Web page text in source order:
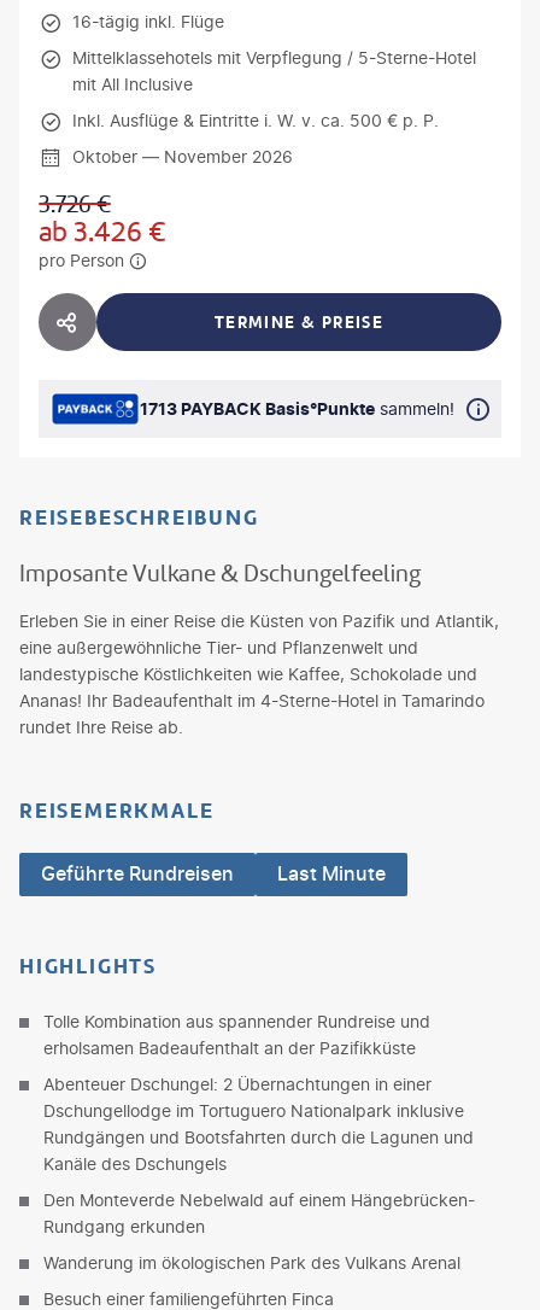
16-tägig inkl. Flüge
Mittelklassehotels mit Verpflegung / 5-Sterne-Hotel
mit All Inclusive
Inkl. Ausflüge & Eintritte i. W. v. ca. 500 € p. P.
Oktober — November 2026
3.726€
ab3.426 €
pro Person
HOTEL TEILEN TERMINE & PREISE
1713 PAYBACK Basis°Punkte sammeln!
REISEBESCHREIBUNG
Imposante Vulkane & Dschungelfeeling
Erleben Sie in einer Reise die Küsten von Pazifik und Atlantik,
eine außergewöhnliche Tier- und Pflanzenwelt und
landestypische Köstlichkeiten wie Kaffee, Schokolade und
Ananas! Ihr Badeaufenthalt im 4-Sterne-Hotel in Tamarindo
rundet Ihre Reise ab.
REISEMERKMALE
Geführte Rundreisen Last Minute
HIGHLIGHTS
Tolle Kombination aus spannender Rundreise und
erholsamen Badeaufenthalt an der Pazifikküste
Abenteuer Dschungel: 2 Übernachtungen in einer
Dschungellodge im Tortuguero Nationalpark inklusive
Rundgängen und Bootsfahrten durch die Lagunen und
Kanäle des Dschungels
Den Monteverde Nebelwald auf einem Hängebrücken-
Rundgang erkunden
Wanderung im ökologischen Park des Vulkans Arenal
Besuch einer familiengeführten Finca